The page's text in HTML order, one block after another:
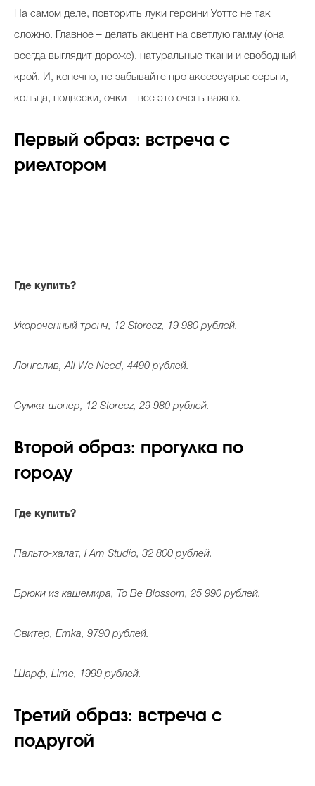
На самом деле, повторить луки героини Уоттс не так
сложно. Главное – делать акцент на светлую гамму (она
всегда выглядит дороже), натуральные ткани и свободный
крой. И, конечно, не забывайте про аксессуары: серьги,
кольца, подвески, очки – все это очень важно.
Первый образ: встреча с
риелтором
Где купить?
Укороченный тренч, 12 Storeez, 19 980 рублей.
Лонгслив, All We Need, 4490 рублей.
Сумка-шопер, 12 Storeez, 29 980 рублей.
Второй образ: прогулка по
городу
Где купить?
Пальто-халат, I Am Studio, 32 800 рублей.
Брюки из кашемира, To Be Blossom, 25 990 рублей.
Свитер, Emka, 9790 рублей.
Шарф, Lime, 1999 рублей.
Третий образ: встреча с
подругой